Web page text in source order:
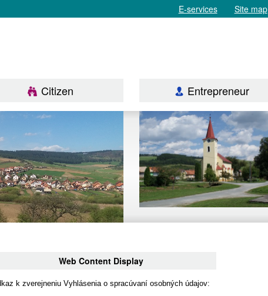
E-services Site map
Citizen Entrepreneur
Web Content Display
k zverejneniu Vyhlásenia o spracúvaní osobných údajov: